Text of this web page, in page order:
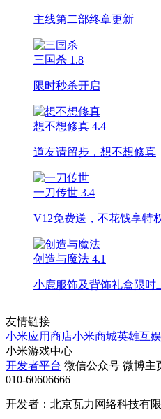
主线第二部终章更新
三国杀 1.8
限时秒杀开启
想不想修真 4.4
道友请留步，想不想修真
一刀传世 3.4
V12免费送，不花钱享特
创造与魔法 4.1
小鹿服饰及背饰礼盒限时
友情链接
小米应用商店小米商城英雄互娱
小米游戏中心
开发者平台 微信公众号 微博主
010-60606666
开发者：北京瓦力网络科技有